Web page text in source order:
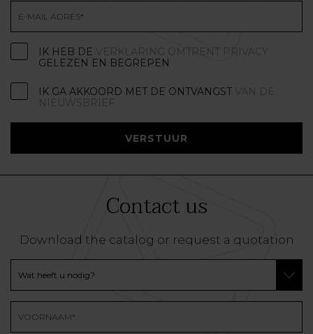
IK HEB DE VERKLARING OMTRENT PRIVACY
GELEZEN EN BEGREPEN
IK GA AKKOORD MET DE ONTVANGST VAN DE
NIEUWSBRIEF
VERSTUUR
Contact us
Download the catalog or request a quotation